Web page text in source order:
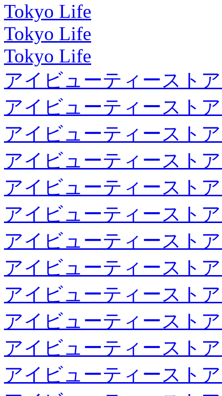
Tokyo Life
Tokyo Life
Tokyo Life
アイビューティースト
アイビューティースト
アイビューティースト
アイビューティースト
アイビューティースト
アイビューティースト
アイビューティースト
アイビューティースト
アイビューティースト
アイビューティースト
アイビューティースト
アイビューティースト